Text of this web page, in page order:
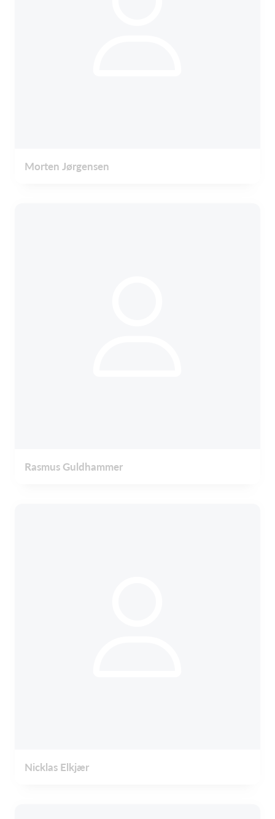
Morten Jørgensen
Rasmus Guldhammer
Nicklas Elkjær